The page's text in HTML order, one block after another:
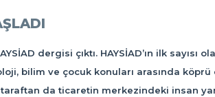
dergisi çıktı. HAYSİAD’ın ilk
bilim ve çocuk konuları arasında köprü
da ticaretin merkezindeki insan